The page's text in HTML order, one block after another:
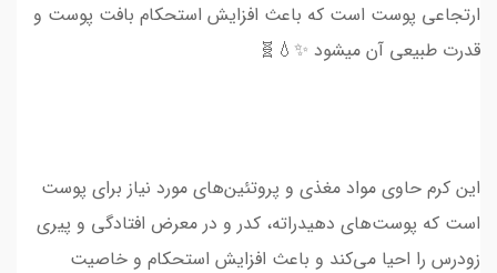
ارتجاعی پوست است که باعث افزایش استحکام بافت پوست و
قدرت طبیعی آن میشود ✨💧🧬
این کرم حاوی مواد مغذی و پروتئین‌های مورد نیاز برای پوست
است که پوست‌های دهیدراته، کدر و در معرض افتادگی و پیری
زودرس را احیا می‌کند و باعث افزایش استحکام و خاصیت